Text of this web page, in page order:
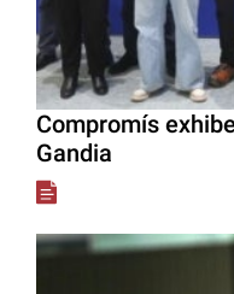
Compromís
Gandia